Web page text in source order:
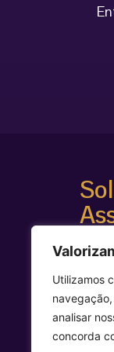
Utilizamos
analisar
concorda
Entre